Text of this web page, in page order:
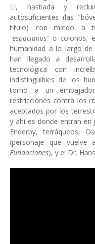
LI, hastiada y
autosuficientes (las
título) con miedo a
"espacianos"o colonos,
humanidad a lo largo
han llegado a
tecnológica con
indistinguibles de los
torno a un
restricciones contra los
aceptados por los
y ahí es donde entran en
Enderby, terráqueos,
(personaje que vuelve
Fundaciones), y el Dr.